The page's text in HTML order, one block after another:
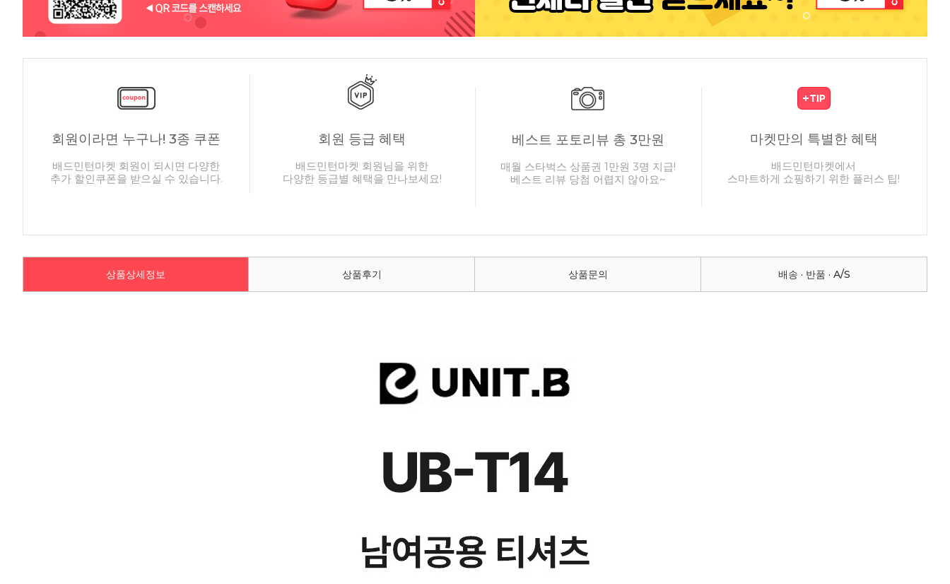
회원이라면 누구나! 3종 쿠폰
배드민턴마켓 회원이 되시면 다양한
추가 할인쿠폰을 받으실 수 있습니다.
회원 등급 혜택
배드민턴마켓 회원님을 위한
다양한 등급별 혜택을 만나보세요!
베스트 포토리뷰 총 3만원
매월 스타벅스 상품권 1만원 3명 지급!
베스트 리뷰 당첨 어렵지 않아요~
마켓만의 특별한 혜택
배드민턴마켓에서
스마트하게 쇼핑하기 위한 플러스 팁!
상품상세정보 상품후기 상품문의 배송 · 반품 · A/S